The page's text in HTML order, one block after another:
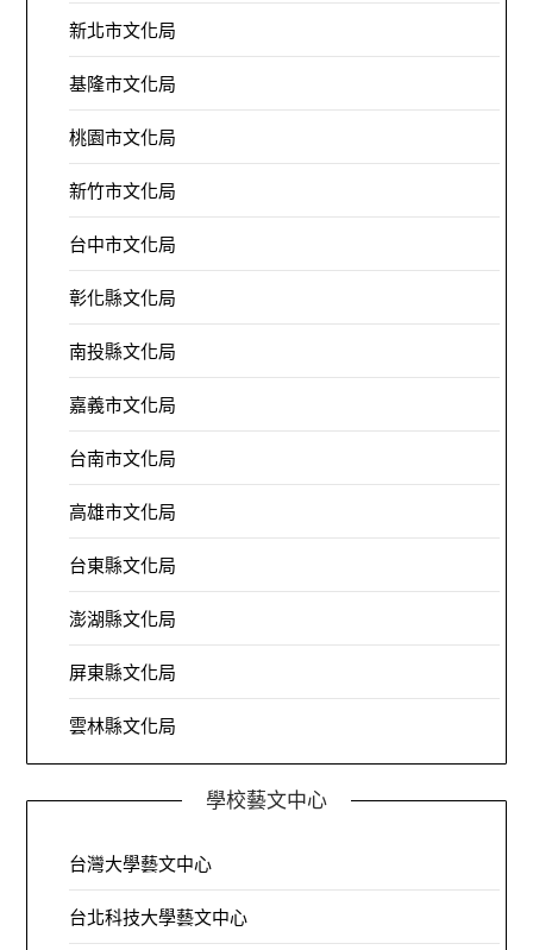
新北市文化局
基隆市文化局
桃園市文化局
新竹市文化局
台中市文化局
彰化縣文化局
南投縣文化局
嘉義市文化局
台南市文化局
高雄市文化局
台東縣文化局
澎湖縣文化局
屏東縣文化局
雲林縣文化局
學校藝文中心
台灣大學藝文中心
台北科技大學藝文中心